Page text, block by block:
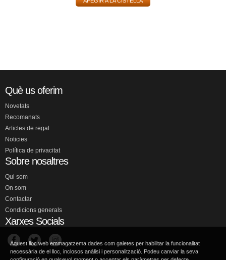
Què us oferim
Novetats
Recomanats
Articles de regal
Noticies
Política de privacitat
Sobre nosaltres
Qui som
On som
Contactar
Condicions generals
Xarxes Socials
Aquest lloc web emmagatzema dades com galetes per habilitar la funcionalitat
necessària de el lloc, inclosos anàlisi i personalització. Podeu canviar la seva